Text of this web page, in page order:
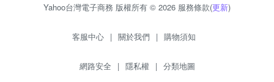
Yahoo台灣電子商務 版權所有 © 2026 服務條款(更新)
客服中心 | 關於我們 | 購物須知
網路安全 | 隱私權 | 分類地圖